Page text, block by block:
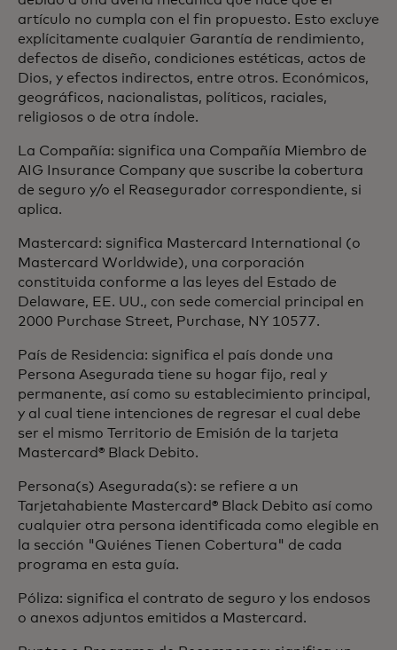
artículo no cumpla con el fin propuesto. Esto excluye
explícitamente cualquier Garantía de rendimiento,
defectos de diseño, condiciones estéticas, actos de
Dios, y efectos indirectos, entre otros. Económicos,
geográficos, nacionalistas, políticos, raciales,
religiosos o de otra índole.
La Compañía: significa una Compañía Miembro de
AIG Insurance Company que suscribe la cobertura
de seguro y/o el Reasegurador correspondiente, si
aplica.
Mastercard: significa Mastercard International (o
Mastercard Worldwide), una corporación
constituida conforme a las leyes del Estado de
Delaware, EE. UU., con sede comercial principal en
2000 Purchase Street, Purchase, NY 10577.
País de Residencia: significa el país donde una
Persona Asegurada tiene su hogar fijo, real y
permanente, así como su establecimiento principal,
y al cual tiene intenciones de regresar el cual debe
ser el mismo Territorio de Emisión de la tarjeta
Mastercard® Black Debito.
Persona(s) Asegurada(s): se refiere a un
Tarjetahabiente Mastercard® Black Debito así como
cualquier otra persona identificada como elegible en
la sección "Quiénes Tienen Cobertura" de cada
programa en esta guía.
Póliza: significa el contrato de seguro y los endosos
o anexos adjuntos emitidos a Mastercard.